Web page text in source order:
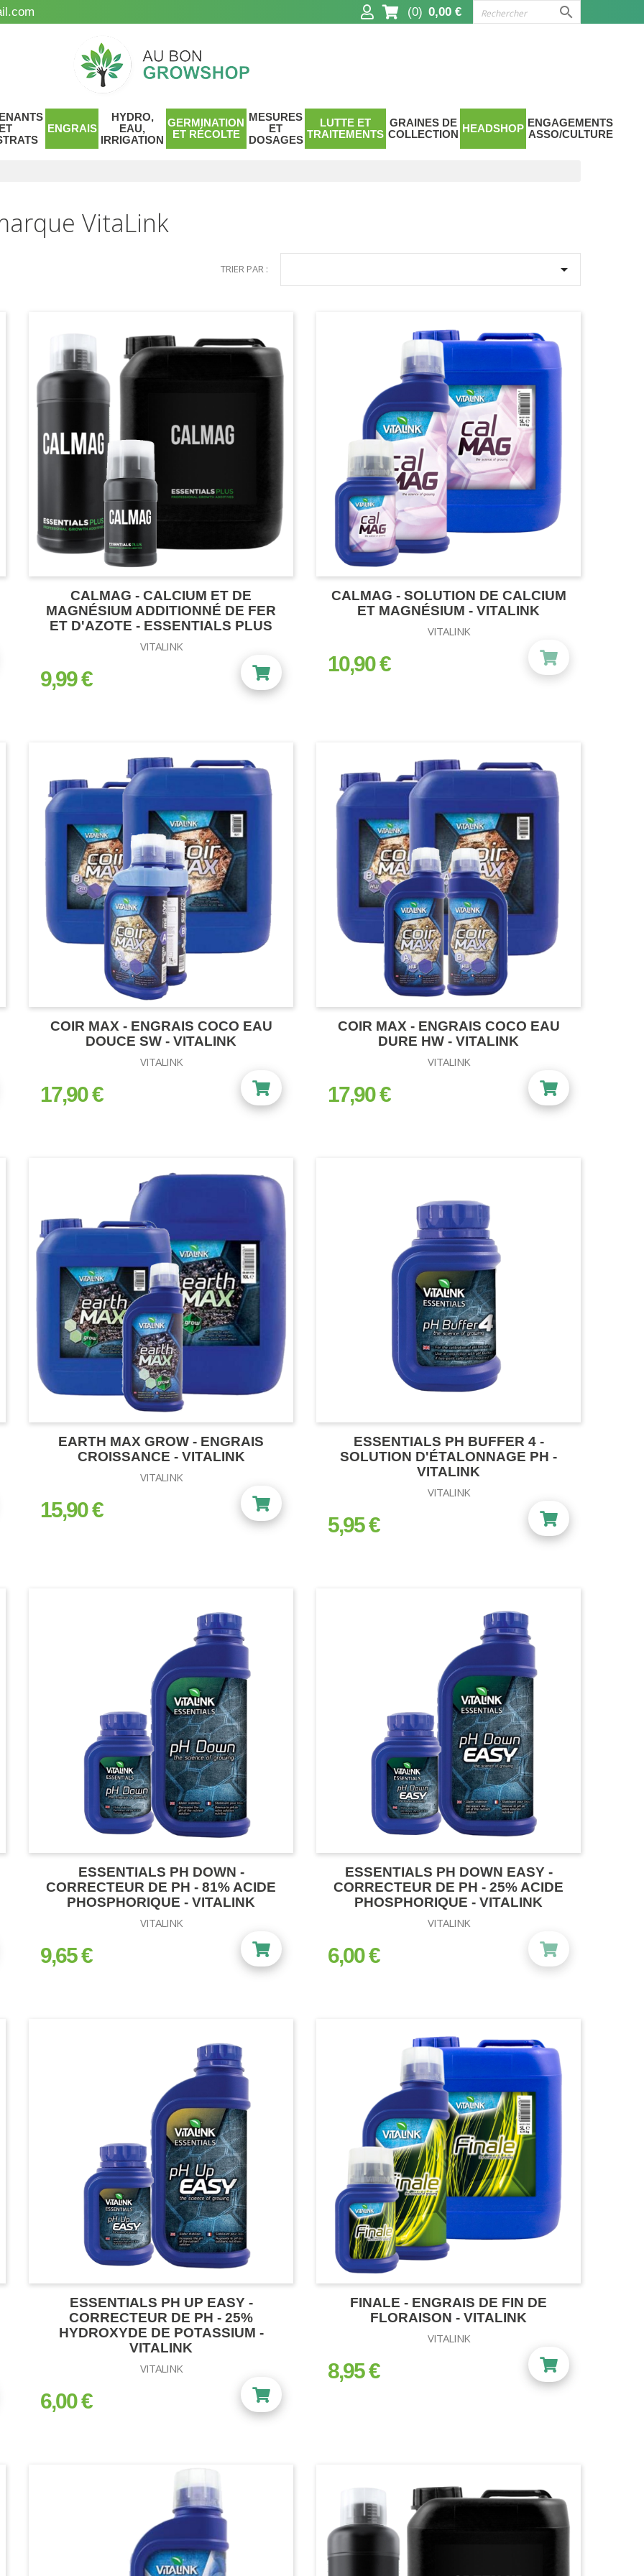
(0) 0,00 € 
ET
ENGRAIS
HYDRO,
EAU,
IRRIGATION
GERMINATION
ET RÉCOLTE
MESURES
ET
DOSAGES
LUTTE ET
TRAITEMENTS
GRAINES DE
COLLECTION HEADSHOP ENGAGEMENTS
ASSO/CULTURE
VitaLink
TRIER PAR : 
CALMAG - CALCIUM ET DE
MAGNÉSIUM ADDITIONNÉ DE FER
ET D'AZOTE - ESSENTIALS PLUS
VITALINK
prix
9,99 €
CALMAG - SOLUTION DE CALCIUM
ET MAGNÉSIUM - VITALINK
VITALINK
prix
10,90 €
COIR MAX - ENGRAIS COCO EAU
DOUCE SW - VITALINK
VITALINK
prix
17,90 €
COIR MAX - ENGRAIS COCO EAU
DURE HW - VITALINK
VITALINK
prix
17,90 €
EARTH MAX GROW - ENGRAIS
CROISSANCE - VITALINK
VITALINK
prix
15,90 €
ESSENTIALS PH BUFFER 4 -
SOLUTION D'ÉTALONNAGE PH -
VITALINK
VITALINK
prix
5,95 €
ESSENTIALS PH DOWN -
CORRECTEUR DE PH - 81% ACIDE
PHOSPHORIQUE - VITALINK
VITALINK
prix
9,65 €
ESSENTIALS PH DOWN EASY -
CORRECTEUR DE PH - 25% ACIDE
PHOSPHORIQUE - VITALINK
VITALINK
prix
6,00 €
ESSENTIALS PH UP EASY -
CORRECTEUR DE PH - 25%
HYDROXYDE DE POTASSIUM -
VITALINK
VITALINK
prix
6,00 €
FINALE - ENGRAIS DE FIN DE
FLORAISON - VITALINK
VITALINK
prix
8,95 €